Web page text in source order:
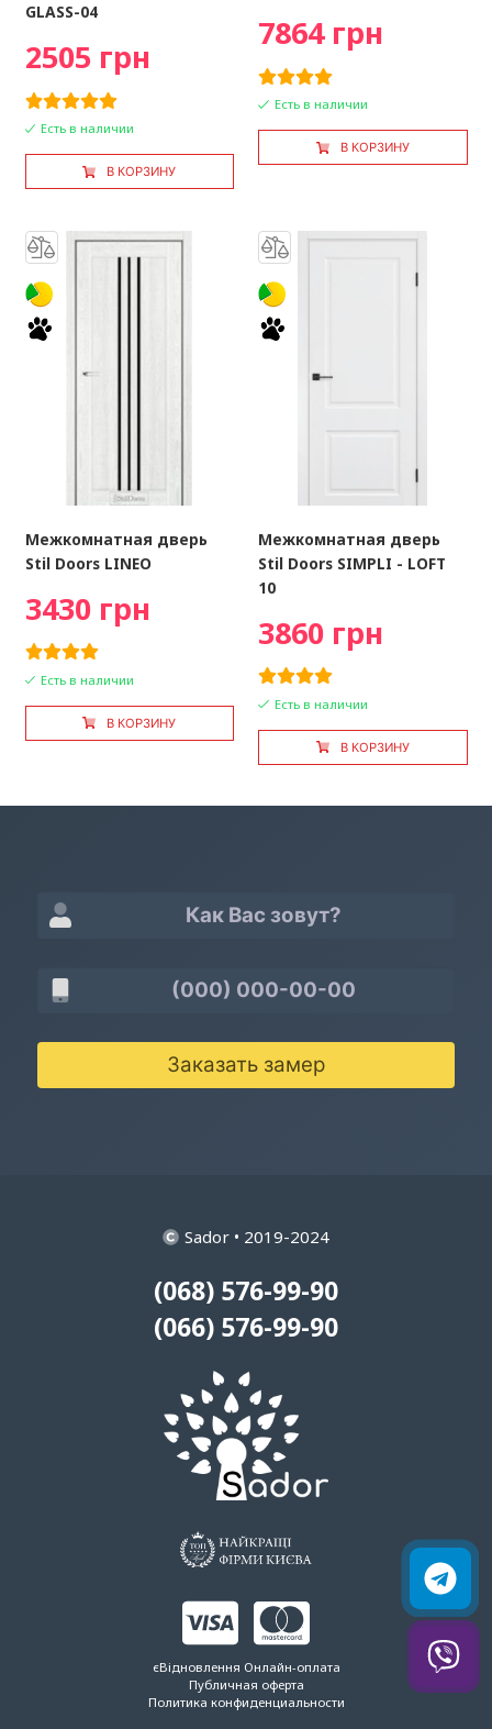
GLASS-04
2505 грн
Есть в наличии
В КОРЗИНУ
7864 грн
Есть в наличии
В КОРЗИНУ
Межкомнатная дверь
Stil Doors LINEO
3430 грн
Есть в наличии
В КОРЗИНУ
Межкомнатная дверь
Stil Doors SIMPLI - LOFT
10
3860 грн
Есть в наличии
В КОРЗИНУ
Заказать замер
Sador • 2019-2024
(068) 576-99-90
(066) 576-99-90
єВідновлення Онлайн-оплата
Публичная оферта
Политика конфиденциальности